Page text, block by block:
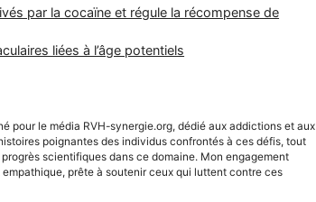
par la cocaïne et régule la récompense de
liées à l’âge potentiels
pour le média RVH-synergie.org, dédié aux addictions et aux
poignantes des individus confrontés à ces défis, tout
scientifiques dans ce domaine. Mon engagement
prête à soutenir ceux qui luttent contre ces